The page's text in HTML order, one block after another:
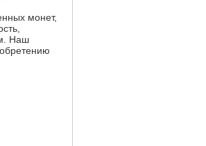
монет,
Наш